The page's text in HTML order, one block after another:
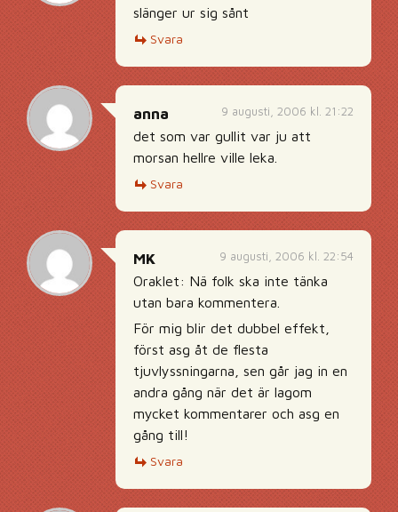
slänger ur sig sånt
Svara
9 augusti, 2006 kl. 21:22
anna
det som var gullit var ju att
morsan hellre ville leka.
Svara
9 augusti, 2006 kl. 22:54
MK
Oraklet: Nä folk ska inte tänka
utan bara kommentera.
För mig blir det dubbel effekt,
först asg åt de flesta
tjuvlyssningarna, sen går jag in en
andra gång när det är lagom
mycket kommentarer och asg en
gång till!
Svara